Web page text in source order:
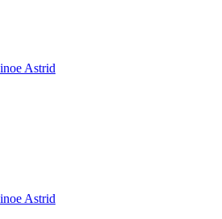
Astrid
Astrid